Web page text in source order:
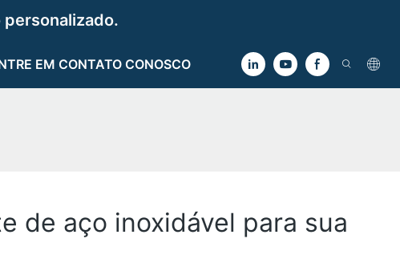
personalizado.
EM CONTATO CONOSCO
de aço inoxidável para sua